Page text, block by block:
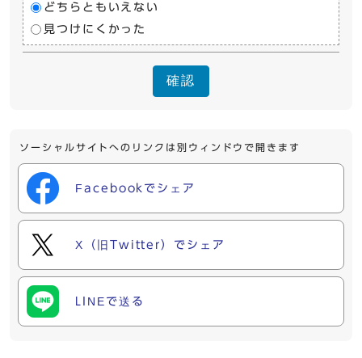
どちらともいえない
見つけにくかった
確認
ソーシャルサイトへのリンクは別ウィンドウで開きます
Facebookでシェア
X（旧Twitter）でシェア
LINEで送る